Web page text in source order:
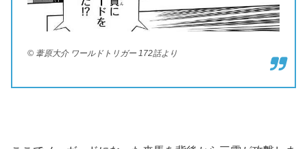
© 葦原大介 ワールドトリガー 172話より